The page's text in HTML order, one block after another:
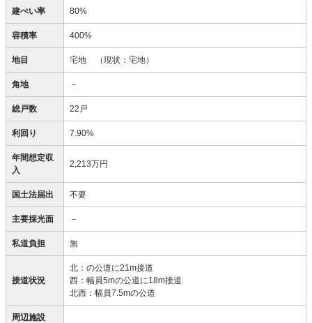
建ぺい率 80%
容積率 400%
地目 宅地 （現状：宅地）
角地 －
総戸数 22戸
利回り 7.90%
年間想定収
入
2,213万円
国土法届出 不要
主要採光面 －
私道負担 無
接道状況
北：の公道に21m接道
西：幅員5mの公道に18m接道
北西：幅員7.5mの公道
周辺施設